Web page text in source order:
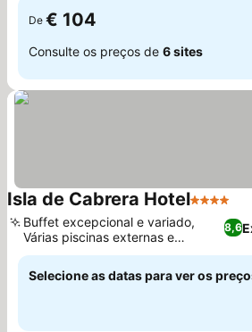
De € 104
Consulte os preços de 6 sites
Isla de Cabrera Hotel4 Estrelas
8,6
Buffet excepcional e variado,
Várias piscinas externas e
relaxamento
Selecione as datas para ver os